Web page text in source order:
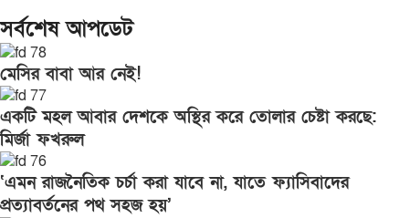
সর্বশেষ আপডেট
মেসির বাবা আর নেই!
একটি মহল আবার দেশকে অস্থির করে তোলার চেষ্টা করছে:
মির্জা ফখরুল
‘এমন রাজনৈতিক চর্চা করা যাবে না, যাতে ফ্যাসিবাদের
প্রত্যাবর্তনের পথ সহজ হয়’